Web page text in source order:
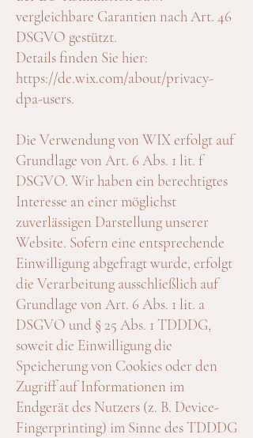
vergleichbare Garantien nach Art. 46
DSGVO gestützt.
Details finden Sie hier:
https://de.wix.com/about/privacy-
dpa-users.
Die Verwendung von WIX erfolgt auf
Grundlage von Art. 6 Abs. 1 lit. f
DSGVO. Wir haben ein berechtigtes
Interesse an einer möglichst
zuverlässigen Darstellung unserer
Website. Sofern eine entsprechende
Einwilligung abgefragt wurde, erfolgt
die Verarbeitung ausschließlich auf
Grundlage von Art. 6 Abs. 1 lit. a
DSGVO und § 25 Abs. 1 TDDDG,
soweit die Einwilligung die
Speicherung von Cookies oder den
Zugriff auf Informationen im
Endgerät des Nutzers (z. B. Device-
Fingerprinting) im Sinne des TDDDG